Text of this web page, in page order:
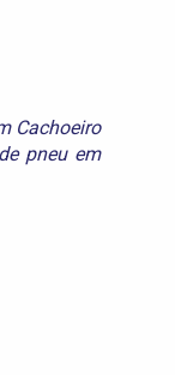
Cachoeiro
pneu em